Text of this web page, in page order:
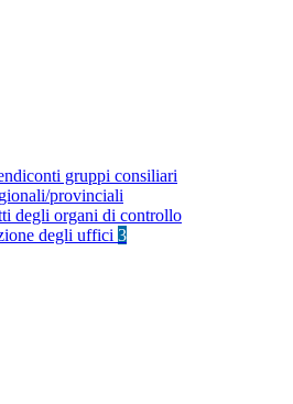
gruppi consiliari
provinciali
degli organi di controllo
degli uffici 3